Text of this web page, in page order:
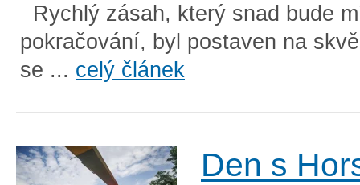
Rychlý zásah, který snad bude
pokračování, byl postaven na
se ... celý článek
Den s